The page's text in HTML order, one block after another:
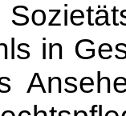
in